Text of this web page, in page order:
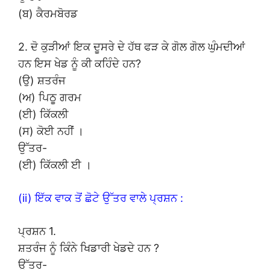
(ਬ) ਕੈਰਮਬੋਰਡ
2. ਦੋ ਕੁੜੀਆਂ ਇਕ ਦੂਸਰੇ ਦੇ ਹੱਥ ਫੜ ਕੇ ਗੋਲ ਗੋਲ ਘੁੰਮਦੀਆਂ
ਹਨ ਇਸ ਖੇਡ ਨੂੰ ਕੀ ਕਹਿੰਦੇ ਹਨ?
(ਉ) ਸ਼ਤਰੰਜ
(ਅ) ਪਿਠੂ ਗਰਮ
(ਈ) ਕਿੱਕਲੀ
(ਸ) ਕੋਈ ਨਹੀਂ ।
ਉੱਤਰ-
(ਈ) ਕਿੱਕਲੀ ਈ ।
(ii) ਇੱਕ ਵਾਕ ਤੋਂ ਛੋਟੇ ਉੱਤਰ ਵਾਲੇ ਪ੍ਰਸ਼ਨ :
ਪ੍ਰਸ਼ਨ 1.
ਸ਼ਤਰੰਜ ਨੂੰ ਕਿੰਨੇ ਖਿਡਾਰੀ ਖੇਡਦੇ ਹਨ ?
ਉੱਤਰ-